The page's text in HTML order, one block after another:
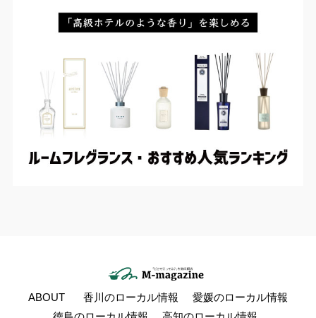
ABOUT 香川のローカル情報
愛媛のローカル情報